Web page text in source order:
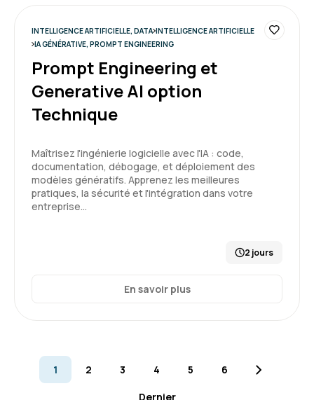
Jean-Luc T.
5
Cela m’a ouvert les yeux en matière d’IA
Formation : Prompt Engineering et Generative AI
particulier. connectivité très correcte.
INTELLIGENCE ARTIFICIELLE, DATA INTELLIGENCE ARTIFICIELLE
IA GÉNÉRATIVE, PROMPT ENGINEERING
Prompt Engineering et
Generative AI option
Technique
Maîtrisez l'ingénierie logicielle avec l'IA : code,
documentation, débogage, et déploiement des
modèles génératifs. Apprenez les meilleures
pratiques, la sécurité et l'intégration dans votre
entreprise…
2 jours
En savoir plus
1 2 3 4 5 6
Dernier